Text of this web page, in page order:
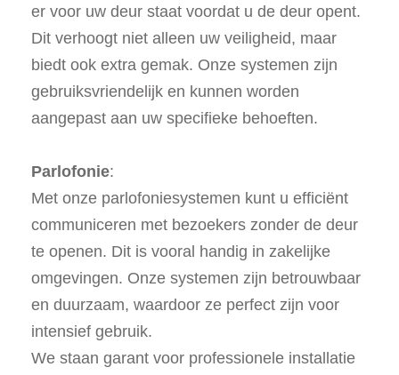
er voor uw deur staat voordat u de deur opent.
Dit verhoogt niet alleen uw veiligheid, maar
biedt ook extra gemak. Onze systemen zijn
gebruiksvriendelijk en kunnen worden
aangepast aan uw specifieke behoeften.
Parlofonie:
Met onze parlofoniesystemen kunt u efficiënt
communiceren met bezoekers zonder de deur
te openen. Dit is vooral handig in zakelijke
omgevingen. Onze systemen zijn betrouwbaar
en duurzaam, waardoor ze perfect zijn voor
intensief gebruik.
We staan garant voor professionele installatie